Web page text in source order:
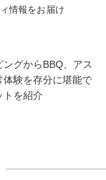
情報をお届け
グからBBQ、アス
体験を存分に堪能で
トを紹介